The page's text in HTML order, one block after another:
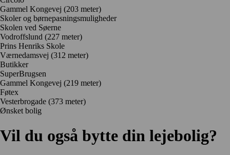
Gammel Kongevej (203 meter)
Skoler og børnepasningsmuligheder
Skolen ved Søerne
Vodroffslund (227 meter)
Prins Henriks Skole
Værnedamsvej (312 meter)
Butikker
SuperBrugsen
Gammel Kongevej (219 meter)
Føtex
Vesterbrogade (373 meter)
Ønsket bolig
Vil du også bytte din lejebolig?